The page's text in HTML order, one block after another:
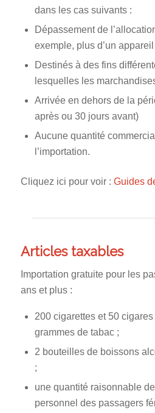
dans les cas suivants :
Dépassement de
exemple, plus d’un
Destinés à des fins
lesquelles les
Arrivée en dehors de la
après ou 30 jours avant)
Aucune quantité
l’importation.
Cliquez ici pour voir : Guides
Articles taxables
Importation gratuite pour les
ans et plus :
200 cigarettes et 50
grammes de tabac ;
2 bouteilles de boissons
;
une quantité raisonnable
personnel des passagers